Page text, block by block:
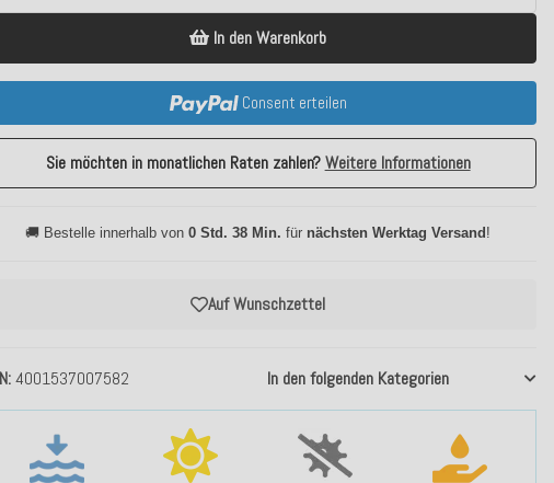
4001537007582 In den folgenden Kategorien
Auf Wunschzettel
In den Warenkorb
Consent erteilen
Sie möchten in monatlichen Raten zahlen?Weitere Informationen
🚚 Bestelle innerhalb von0 Std. 38 Min. für nächsten Werktag Versand !